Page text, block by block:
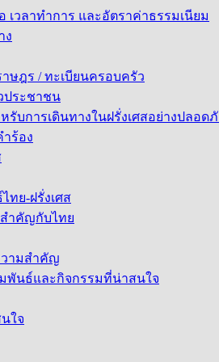
เวลาทำการ และอัตราค่าธรรมเนียม
ง
าษฎร / ทะเบียนครอบครัว
ประชาชน
รับการเดินทางในฝรั่งเศสอย่างปลอด
ร้อง
ทย-ฝรั่งเศส
ำคัญกับไทย
ามสำคัญ
พันธ์และกิจกรรมที่น่าสนใจ
ใจ